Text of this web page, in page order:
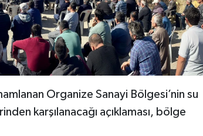
Organize Sanayi Bölgesi’nin su
karşılanacağı açıklaması, bölge